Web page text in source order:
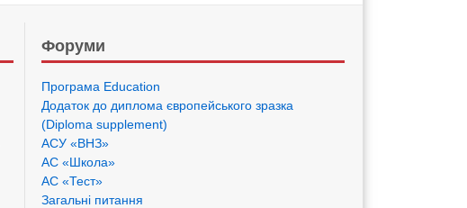
Форуми
Програма Eduсation
Додаток до диплома європейського зразка
(Diploma supplement)
АСУ «ВНЗ»
АС «Школа»
АС «Тест»
Загальні питання